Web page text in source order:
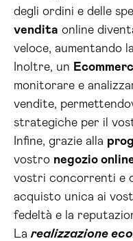
degli ordini e delle
vendita online
veloce, aumentando
Inoltre, un
monitorare e
vendite,
strategiche per il
Infine, grazie alla
vostro negozio
vostri concorrenti e
acquisto unica ai
fedeltà e la
Larealizzazione